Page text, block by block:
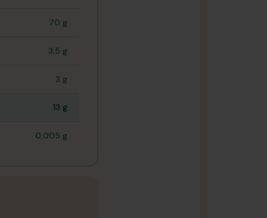
70 g
3,5 g
3 g
13 g
0,005 g